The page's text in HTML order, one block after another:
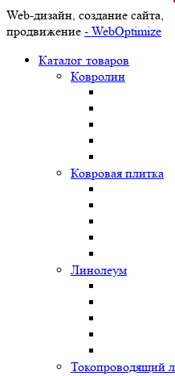
Web-дизайн, создание сайта,
продвижение - WebOptimize
Каталог товаров
Ковролин
Ковровая плитка
Линолеум
Токопроводящий